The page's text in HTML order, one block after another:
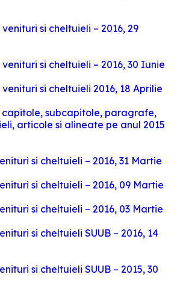
si cheltuieli – 2016, 29
si cheltuieli – 2016, 30 Iunie
si cheltuieli 2016, 18 Aprilie
capitole, subcapitole, paragrafe,
articole si alineate pe anul 2015
si cheltuieli – 2016, 31 Martie
si cheltuieli – 2016, 09 Martie
si cheltuieli – 2016, 03 Martie
si cheltuieli SUUB – 2016, 14
si cheltuieli SUUB – 2015, 30